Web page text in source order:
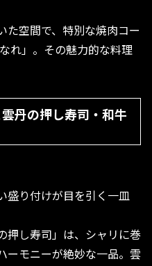
た空間で、特別な焼肉コー
れ」。その魅力的な料理
丹の押し寿司・和牛
盛り付けが目を引く一皿
押し寿司」は、シャリに巻
ーモニーが絶妙な一品。雲